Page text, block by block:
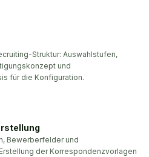
Struktur: Auswahlstufen,
und
für die Konfiguration.
Bewerberfelder und
der Korrespondenzvorlagen